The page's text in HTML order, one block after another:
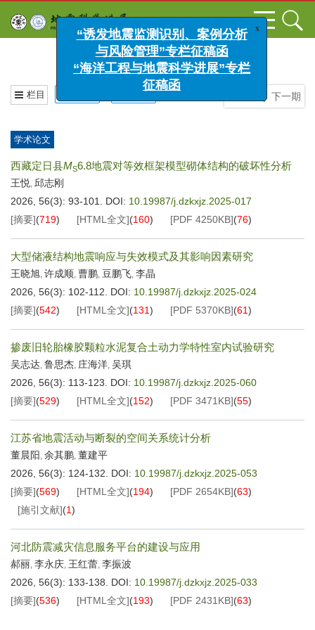
2026年 第56卷 第3期
| 下一期
栏目
学术论文
西藏定日县MS6.8地震对等效框架模型砌体结构的破坏性分析
王悦, 邱志刚
2026, 56(3): 93-101.
DOI: 10.19987/j.dzkxjz.2025-017
[摘要](719) [HTML全文](160) [PDF 4250KB](76)
大型储液结构地震响应与失效模式及其影响因素研究
王晓旭, 许成顺, 曹鹏, 豆鹏飞, 李晶
2026, 56(3): 102-112.
DOI: 10.19987/j.dzkxjz.2025-024
[摘要](542) [HTML全文](131) [PDF 5370KB](61)
掺废旧轮胎橡胶颗粒水泥复合土动力学特性室内试验研究
吴志达, 鲁思杰, 庄海洋, 吴琪
2026, 56(3): 113-123.
DOI: 10.19987/j.dzkxjz.2025-060
[摘要](529) [HTML全文](152) [PDF 3471KB](55)
江苏省地震活动与断裂的空间关系统计分析
董晨阳, 余其鹏, 董建平
2026, 56(3): 124-132.
DOI: 10.19987/j.dzkxjz.2025-053
[摘要](569) [HTML全文](194) [PDF 2654KB](63)
[施引文献](1)
河北防震减灾信息服务平台的建设与应用
郝丽, 李永庆, 王红蕾, 李振波
2026, 56(3): 133-138.
DOI: 10.19987/j.dzkxjz.2025-033
[摘要](536) [HTML全文](193) [PDF 2431KB](63)
x
“诱发地震监测识别、案例分析
与风险管理”专栏征稿函
“海洋工程与地震科学进展”专栏
征稿函